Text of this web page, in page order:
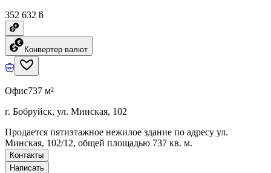
352 632 ƃ
Конвертер валют
Офис737 м²
г. Бобруйск, ул. Минская, 102
Продается пятиэтажное нежилое здание по адресу ул.
Минская, 102/12, общей площадью 737 кв. м.
Контакты
Написать